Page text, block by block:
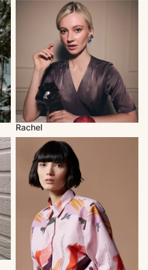
Rachel
Melow par Mélissa Bolduc